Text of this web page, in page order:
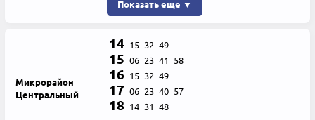
Показать еще ▼
Микрорайон
Центральный
14 15 32 49
15 06 23 41 58
16 15 32 49
17 06 23 40 57
18 14 31 48